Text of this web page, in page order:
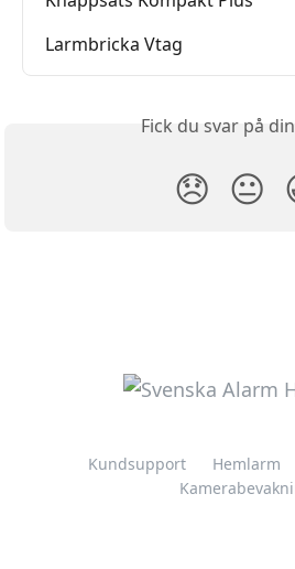
Larmbricka Vtag
Fick du svar på
😞 😐
Kundsupport Hemlarm